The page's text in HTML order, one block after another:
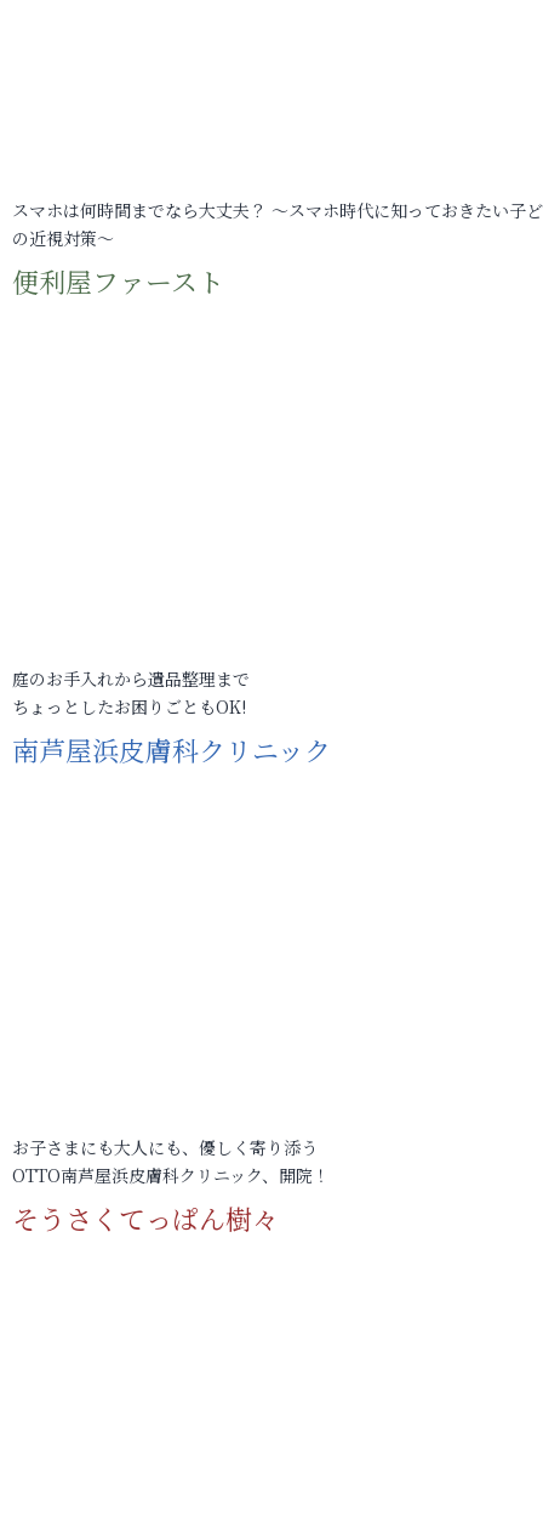
スマホは何時間までなら大丈夫？ ～スマホ時代に知っておきたい子
の近視対策～
便利屋ファースト
庭のお手入れから遺品整理まで
ちょっとしたお困りごともOK!
南芦屋浜皮膚科クリニック
お子さまにも大人にも、優しく寄り添う
OTTO南芦屋浜皮膚科クリニック、開院！
そうさくてっぱん樹々